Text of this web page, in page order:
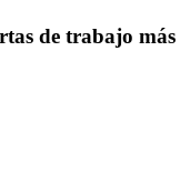
de trabajo más